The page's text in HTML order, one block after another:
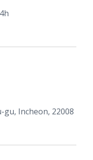
gu, Incheon, 22008